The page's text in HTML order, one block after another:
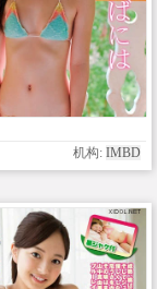
机构: IMBD